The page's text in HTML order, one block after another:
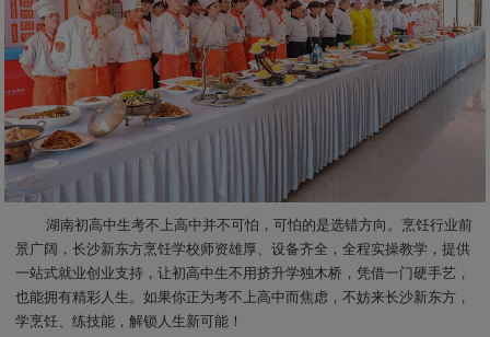
湖南初高中生考不上高中并不可怕，可怕的是选错方向。烹饪行业前
景广阔，长沙新东方烹饪学校师资雄厚、设备齐全，全程实操教学，提供
一站式就业创业支持，让初高中生不用挤升学独木桥，凭借一门硬手艺，
也能拥有精彩人生。如果你正为考不上高中而焦虑，不妨来长沙新东方，
学烹饪、练技能，解锁人生新可能！